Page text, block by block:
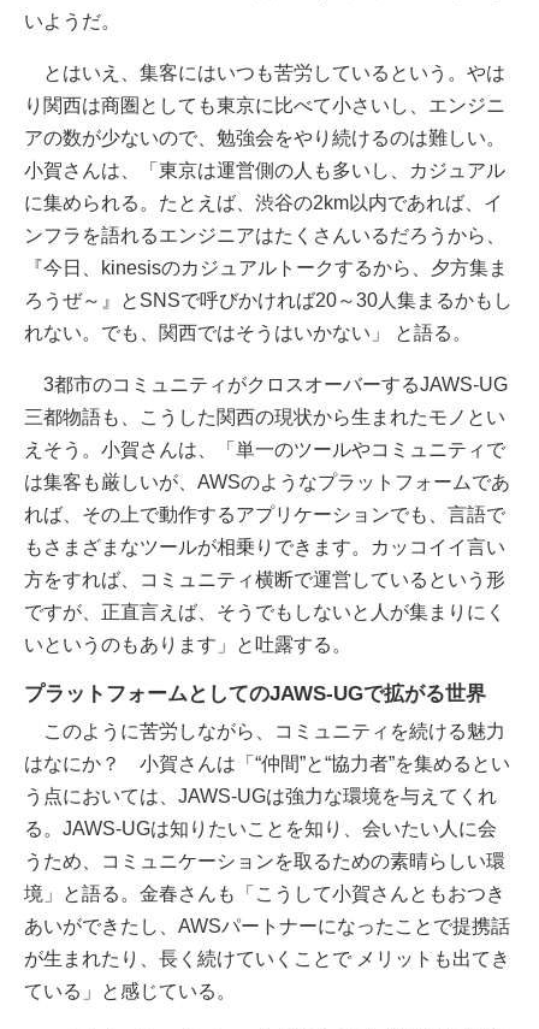
いようだ。
とはいえ、集客にはいつも苦労しているという。やは
り関西は商圏としても東京に比べて小さいし、エンジニ
アの数が少ないので、勉強会をやり続けるのは難しい。
小賀さんは、「東京は運営側の人も多いし、カジュアル
に集められる。たとえば、渋谷の2km以内であれば、イ
ンフラを語れるエンジニアはたくさんいるだろうから、
『今日、kinesisのカジュアルトークするから、夕方集ま
ろうぜ～』とSNSで呼びかければ20～30人集まるかもし
れない。でも、関西ではそうはいかない」 と語る。
3都市のコミュニティがクロスオーバーするJAWS-UG
三都物語も、こうした関西の現状から生まれたモノとい
えそう。小賀さんは、「単一のツールやコミュニティで
は集客も厳しいが、AWSのようなプラットフォームであ
れば、その上で動作するアプリケーションでも、言語で
もさまざまなツールが相乗りできます。カッコイイ言い
方をすれば、コミュニティ横断で運営しているという形
ですが、正直言えば、そうでもしないと人が集まりにく
いというのもあります」と吐露する。
プラットフォームとしてのJAWS-UGで拡がる世界
このように苦労しながら、コミュニティを続ける魅力
はなにか？ 小賀さんは「“仲間”と“協力者”を集めるとい
う点においては、JAWS-UGは強力な環境を与えてくれ
る。JAWS-UGは知りたいことを知り、会いたい人に会
うため、コミュニケーションを取るための素晴らしい環
境」と語る。金春さんも「こうして小賀さんともおつき
あいができたし、AWSパートナーになったことで提携話
が生まれたり、長く続けていくことで メリットも出てき
ている」と感じている。